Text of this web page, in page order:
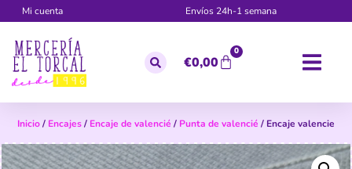
Mi cuenta Envíos 24h-1 semana
€0,00
0
Inicio/ Encajes/ Encaje de valencié / Punta de valencié / Encaje valencie